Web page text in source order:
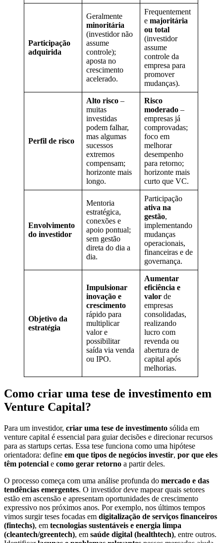
Participação
adquirida
Geralmente
minoritária
(investidor não
assume
controle);
aposta no
crescimento
acelerado.
Frequentement
e majoritária
ou total
(investidor
assume
controle da
empresa para
promover
mudanças).
Perfil de risco
Alto risco –
muitas
investidas
podem falhar,
mas algumas
sucessos
extremos
compensam;
horizonte mais
longo.
Risco
moderado –
empresas já
comprovadas;
foco em
melhorar
desempenho
para retorno;
horizonte mais
curto que VC.
Envolvimento
do investidor
Mentoria
estratégica,
conexões e
apoio pontual;
sem gestão
direta do dia a
dia.
Participação
ativa na
gestão,
implementando
mudanças
operacionais,
financeiras e de
governança.
Objetivo da
estratégia
Impulsionar
inovação e
crescimento
rápido para
multiplicar
valor e
possibilitar
saída via venda
ou IPO.
Aumentar
eficiência e
valor de
empresas
consolidadas,
realizando
lucro com
revenda ou
abertura de
capital após
melhorias.
Como criar uma tese de investimento em
Venture Capital?
Para um investidor, criar uma tese de investimento sólida em
venture capital é essencial para guiar decisões e direcionar recursos
para as startups certas. Essa tese funciona como uma hipótese
orientadora: define em que tipos de negócios investir, por que eles
têm potencial e como gerar retorno a partir deles.
O processo começa com uma análise profunda do mercado e das
tendências emergentes. O investidor deve mapear quais setores
estão em ascensão e apresentam oportunidades de crescimento
expressivo nos próximos anos. Por exemplo, nos últimos tempos
vimos surgir teses focadas em digitalização de serviços financeiros
(fintechs), em tecnologias sustentáveis e energia limpa
(cleantech/greentech), em saúde digital (healthtech), entre outros.